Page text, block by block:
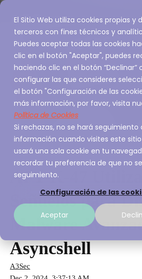
El Sitio Web utiliza cookies propias y
terceros con fines técnicos y
Puedes aceptar todas las cookies
clic en el botón "Aceptar", puedes
haciendo clic en el botón “Declinar”
configurar las que consideres
el botón "Configuración de las
más información, por favor, visita
Política de Cookies
Si rechazas, no se hará seguimiento
información cuando visites este sitio
usará una sola cookie en tu
recordar tu preferencia de que no
seguimiento.
Configuración de las
Aceptar
APT-K-47 Utiliza
Señuelos para
Malware
Asyncshell
A3Sec